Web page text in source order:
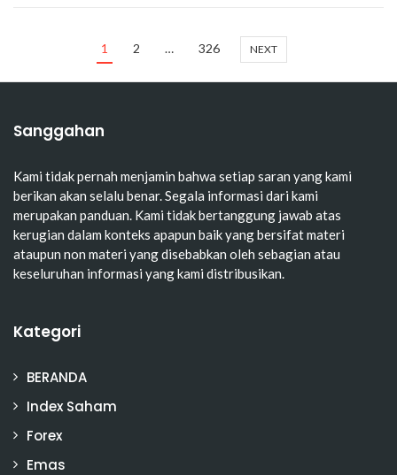
1 2 … 326 NEXT
Sanggahan
Kami tidak pernah menjamin bahwa setiap saran yang kami
berikan akan selalu benar. Segala informasi dari kami
merupakan panduan. Kami tidak bertanggung jawab atas
kerugian dalam konteks apapun baik yang bersifat materi
ataupun non materi yang disebabkan oleh sebagian atau
keseluruhan informasi yang kami distribusikan.
Kategori
BERANDA
Index Saham
Forex
Emas